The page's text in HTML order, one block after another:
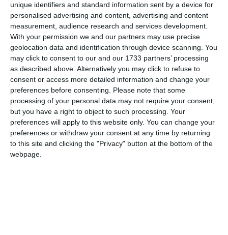
unique identifiers and standard information sent by a device for
personalised advertising and content, advertising and content
measurement, audience research and services development.
With your permission we and our partners may use precise
geolocation data and identification through device scanning. You
may click to consent to our and our 1733 partners’ processing
as described above. Alternatively you may click to refuse to
consent or access more detailed information and change your
preferences before consenting.
Please note that some
processing of your personal data may not require your consent,
but you have a right to object to such processing. Your
preferences will apply to this website only. You can change your
preferences or withdraw your consent at any time by returning
to this site and clicking the "Privacy" button at the bottom of the
webpage.
„Am solicitat măsuri alternative – control
judiciar sau arest la domiciliu. Urmărirea
penală s-a încheiat, au fost trimiși în judecată.
Multe din acuzații, din punctul meu de vedere,
sunt nefondate, sunt nereale. Unele pur și
simplu sunt niște povești, ca să o spun pe
șleau. Trebuie să existe un echilibru, să nu se
transforme arestul preventiv într-o presiune
psihică, pentru că trebuie să administrăm și
noi probe în apărare.”
Apărătorul a subliniat proporțiile colosale ale cazului,